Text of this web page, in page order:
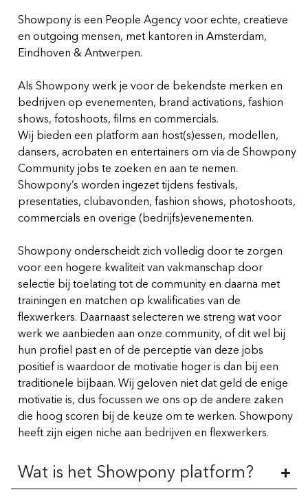
Showpony is een People Agency voor echte, creatieve
en outgoing mensen, met kantoren in Amsterdam,
Eindhoven & Antwerpen.
Als Showpony werk je voor de bekendste merken en
bedrijven op evenementen, brand activations, fashion
shows, fotoshoots, films en commercials.
Wij bieden een platform aan host(s)essen, modellen,
dansers, acrobaten en entertainers om via de Showpony
Community jobs te zoeken en aan te nemen.
Showpony’s worden ingezet tijdens festivals,
presentaties, clubavonden, fashion shows, photoshoots,
commercials en overige (bedrijfs)evenementen.
Showpony onderscheidt zich volledig door te zorgen
voor een hogere kwaliteit van vakmanschap door
selectie bij toelating tot de community en daarna met
trainingen en matchen op kwalificaties van de
flexwerkers. Daarnaast selecteren we streng wat voor
werk we aanbieden aan onze community, of dit wel bij
hun profiel past en of de perceptie van deze jobs
positief is waardoor de motivatie hoger is dan bij een
traditionele bijbaan. Wij geloven niet dat geld de enige
motivatie is, dus focussen we ons op de andere zaken
die hoog scoren bij de keuze om te werken. Showpony
heeft zijn eigen niche aan bedrijven en flexwerkers.
Wat is het Showpony platform?